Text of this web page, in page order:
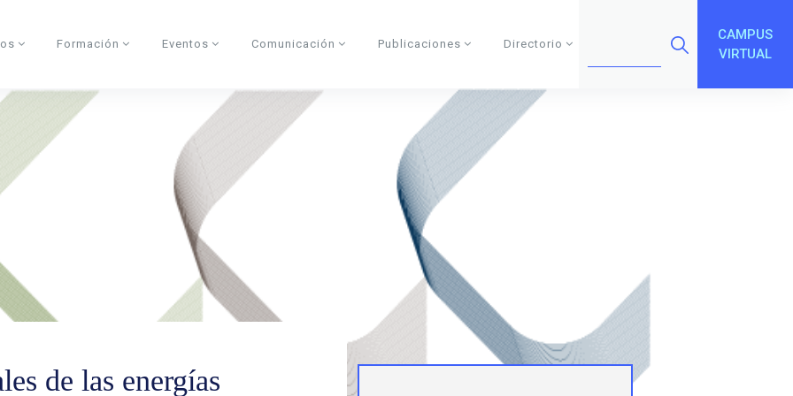
Formación Eventos Comunicación Publicaciones Directorio
CAMPUS
VIRTUAL
de las energías